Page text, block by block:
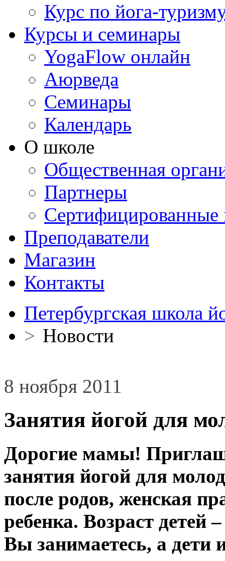
Курс по йога-
Курсы и семинары
YogaFlow онлайн
Аюрведа
Семинары
Календарь
О школе
Общественная
Партнеры
Сертифицированные
Преподаватели
Магазин
Контакты
Петербургская школа
> Новости
8 ноября 2011
Занятия йогой для
Дорогие мамы!
занятия йогой для
после родов, женская
ребенка. Возраст детей
Вы занимаетесь, а дети